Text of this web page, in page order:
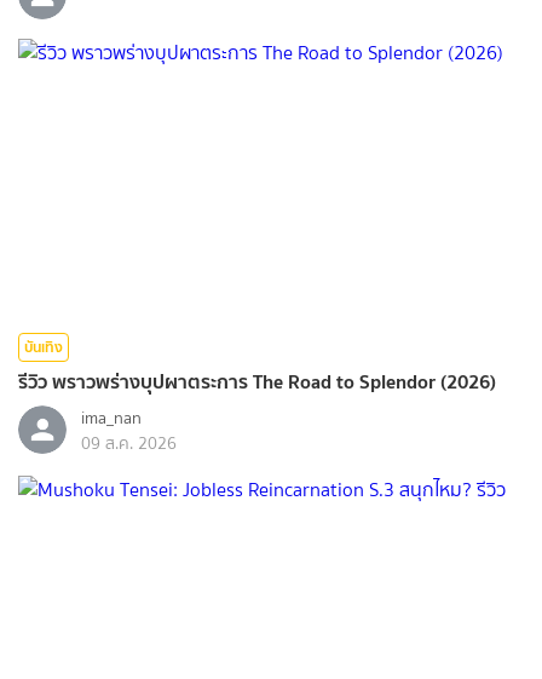
บันเทิง
รีวิว พราวพร่างบุปผาตระการ The Road to Splendor (2026)
ima_nan
09 ส.ค. 2026